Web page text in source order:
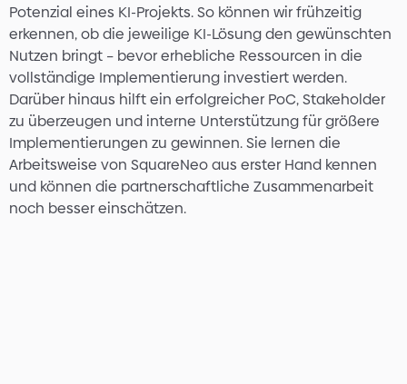
Potenzial eines KI-Projekts. So können wir frühzeitig
erkennen, ob die jeweilige KI-Lösung den gewünschten
Nutzen bringt – bevor erhebliche Ressourcen in die
vollständige Implementierung investiert werden.
Darüber hinaus hilft ein erfolgreicher PoC, Stakeholder
zu überzeugen und interne Unterstützung für größere
Implementierungen zu gewinnen. Sie lernen die
Arbeitsweise von SquareNeo aus erster Hand kennen
und können die partnerschaftliche Zusammenarbeit
noch besser einschätzen.